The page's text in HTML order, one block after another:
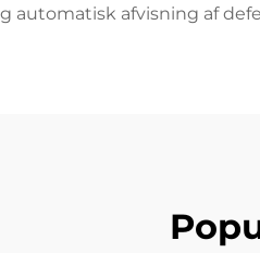
automatisk afvisning af